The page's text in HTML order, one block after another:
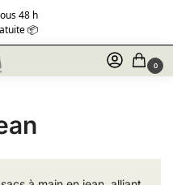
48 h
📦
0